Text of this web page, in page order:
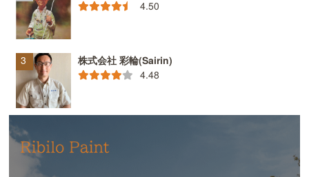
4.50
株式会社 彩輪(Sairin)
4.48